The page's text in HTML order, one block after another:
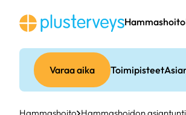
sisältöön
Hammashoito
Varaa aika Toimipisteet